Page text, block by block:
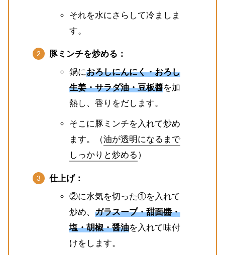
それを水にさらして冷ましま
す。
豚ミンチを炒める：
鍋におろしにんにく・おろし
生姜・サラダ油・豆板醬を加
熱し、香りをだします。
そこに豚ミンチを入れて炒め
ます。（油が透明になるまで
しっかりと炒める ）
仕上げ：
②に水気を切った①を入れて
炒め、 ガラスープ・甜面醬・
塩・胡椒・醤油を入れて味付
けをします。